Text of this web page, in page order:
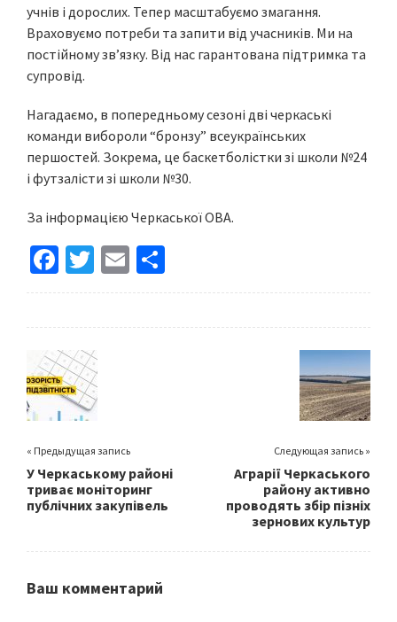
учнів і дорослих. Тепер масштабуємо змагання.
Враховуємо потреби та запити від учасників. Ми на
постійному зв’язку. Від нас гарантована підтримка та
супровід.
Нагадаємо, в попередньому сезоні дві черкаські
команди вибороли “бронзу” всеукраїнських
першостей. Зокрема, це баскетболістки зі школи №24
і футзалісти зі школи №30.
За інформацією Черкаської ОВА.
Fa
ce
o
o
k
T
wi
er
E
m h
« Предыдущая запись
У Черкаському районі
триває моніторинг
публічних закупівель
Следующая запись »
Аграрії Черкаського
району активно
проводять збір пізніх
зернових культур
Ваш комментарий